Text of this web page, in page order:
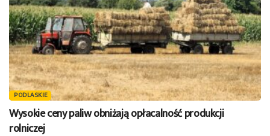
PODLASKIE
Wysokie ceny paliw obniżają opłacalność produkcji
rolniczej